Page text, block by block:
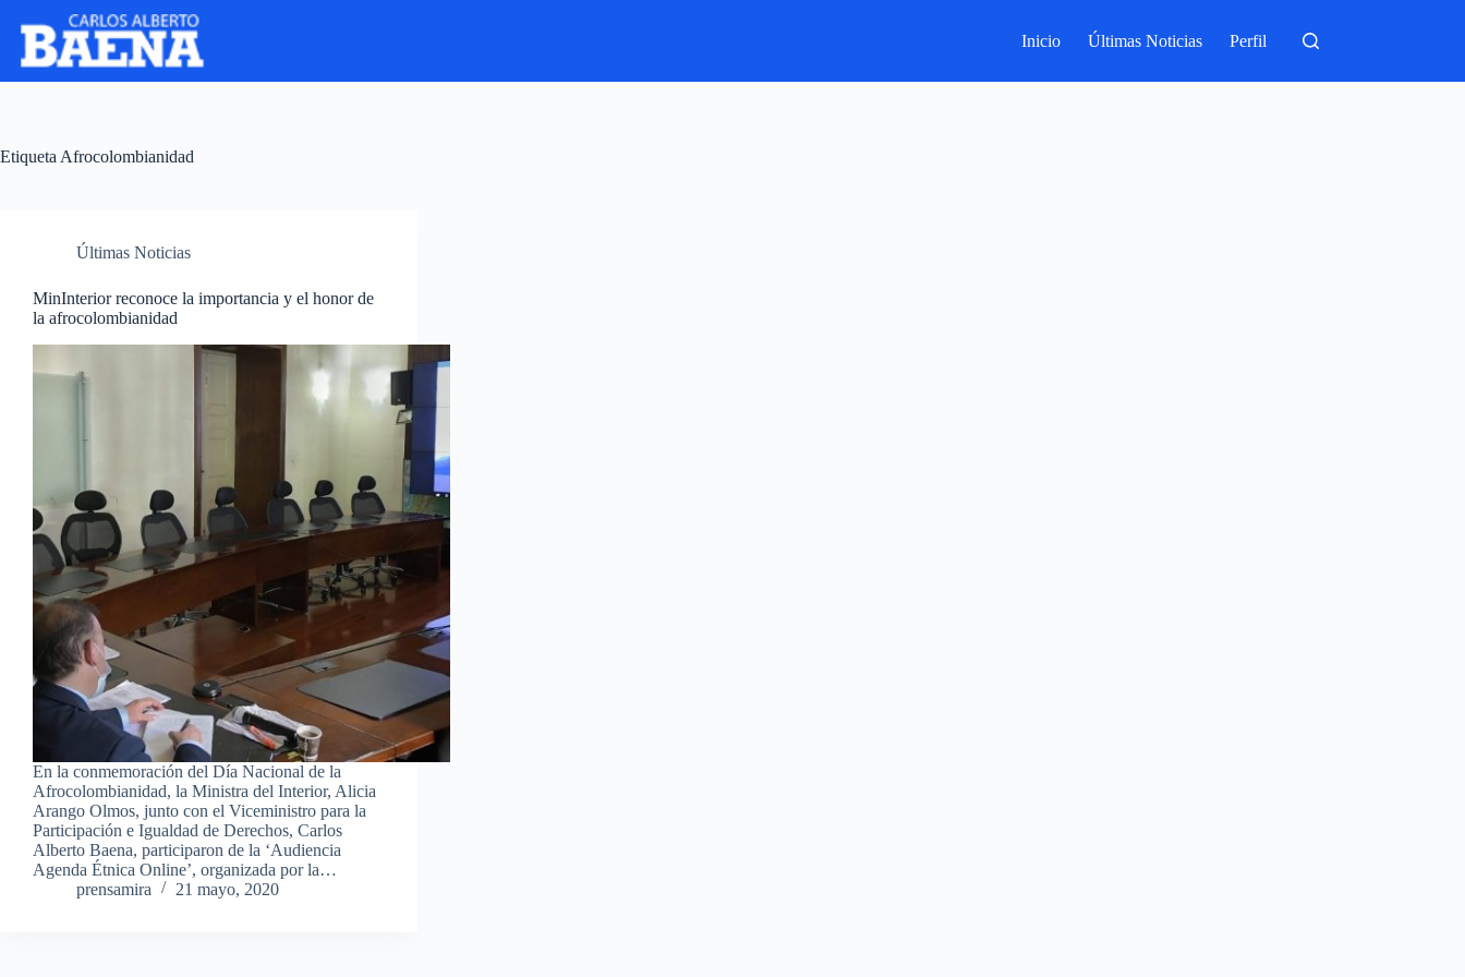
Inicio Últimas Noticias Perfil
Etiqueta Afrocolombianidad
Últimas Noticias
MinInterior reconoce la importancia y el honor de
la afrocolombianidad
En la conmemoración del Día Nacional de la
Afrocolombianidad, la Ministra del Interior, Alicia
Arango Olmos, junto con el Viceministro para la
Participación e Igualdad de Derechos, Carlos
Alberto Baena, participaron de la ‘Audiencia
Agenda Étnica Online’, organizada por la…
prensamira
21 mayo, 2020